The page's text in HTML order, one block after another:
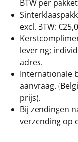
BTW per
excl. BTW:
levering;
adres.
Internationale
aanvraag.
prijs).
Bij zendingen
verzending op